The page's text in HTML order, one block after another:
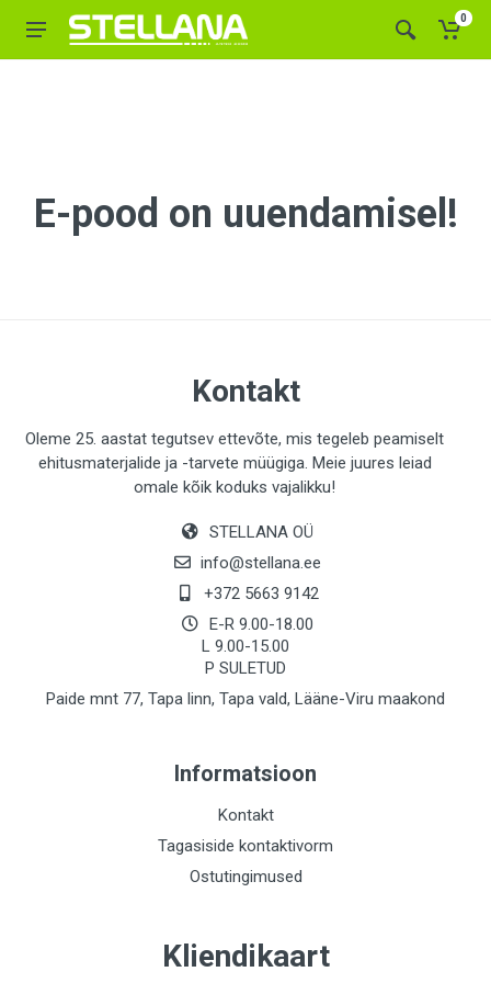
0
E-pood on uuendamisel!
Kontakt
Oleme 25. aastat tegutsev ettevõte, mis tegeleb peamiselt
ehitusmaterjalide ja -tarvete müügiga. Meie juures leiad
omale kõik koduks vajalikku!
STELLANA OÜ
info@stellana.ee
+372 5663 9142
E-R 9.00-18.00
L 9.00-15.00
P SULETUD
Paide mnt 77, Tapa linn, Tapa vald, Lääne-Viru maakond
Informatsioon
Kontakt
Tagasiside kontaktivorm
Ostutingimused
Kliendikaart